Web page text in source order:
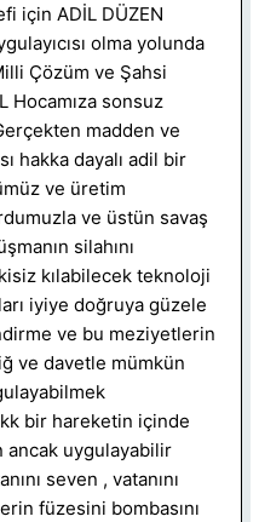
için ADİL DÜZEN
olma yolunda
Çözüm ve Şahsi
Hocamıza sonsuz
madden ve
hakka dayalı adil bir
ve üretim
ve üstün savaş
silahını
kılabilecek teknoloji
iyiye doğruya güzele
ve bu meziyetlerin
ve davetle mümkün
bir hareketin içinde
ancak uygulayabilir
seven , vatanını
füzesini bombasını